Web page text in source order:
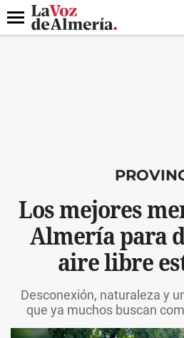
DESTACADO
Menú
Los mejores
Almería para
aire libre
Desconexión, naturaleza y
que ya muchos buscan